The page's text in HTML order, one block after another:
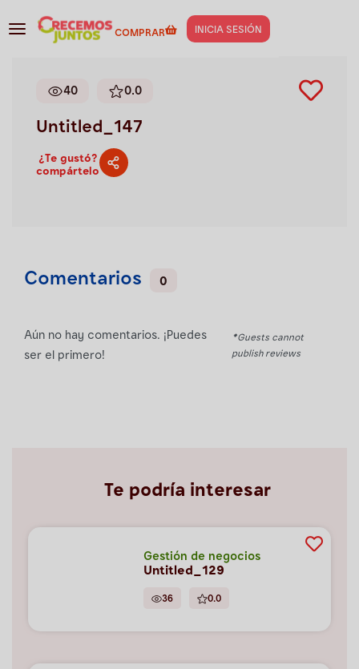
COMPRAR INICIA SESIÓN
Gestión de negocios>Untitled_147
40 0.0
Untitled_147
¿Te gustó?
compártelo
Comentarios 0
Aún no hay comentarios. ¡Puedes
ser el primero!
*Guests cannot
publish reviews
Te podría interesar
Gestión de negocios
Untitled_129
36 0.0